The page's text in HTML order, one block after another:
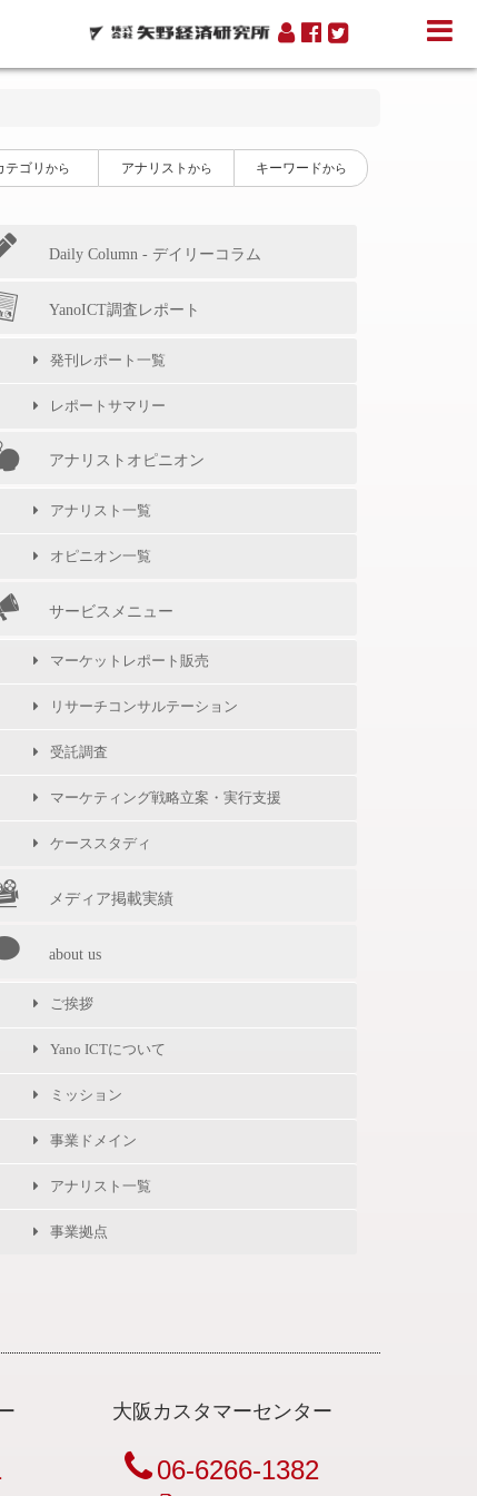
テゴリ から アナリスト から キーワードから
Daily Column - デイリーコラム
YanoICT調査レポート
発刊レポート一覧
レポートサマリー
アナリストオピニオン
アナリスト一覧
オピニオン一覧
サービスメニュー
マーケットレポート販売
リサーチコンサルテーション
受託調査
マーケティング戦略立案・実行支援
ケーススタディ
メディア掲載実績
about us
ご挨拶
Yano ICTについて
ミッション
事業ドメイン
アナリスト一覧
事業拠点
大阪カスタマーセンター
06-6266-1382